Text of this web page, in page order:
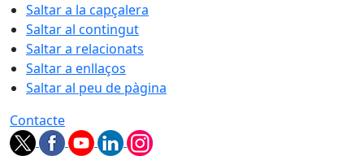
Saltar a la capçalera
Saltar al contingut
Saltar a relacionats
Saltar a enllaços
Saltar al peu de pàgina
Contacte